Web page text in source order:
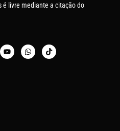
é livre mediante a citação do